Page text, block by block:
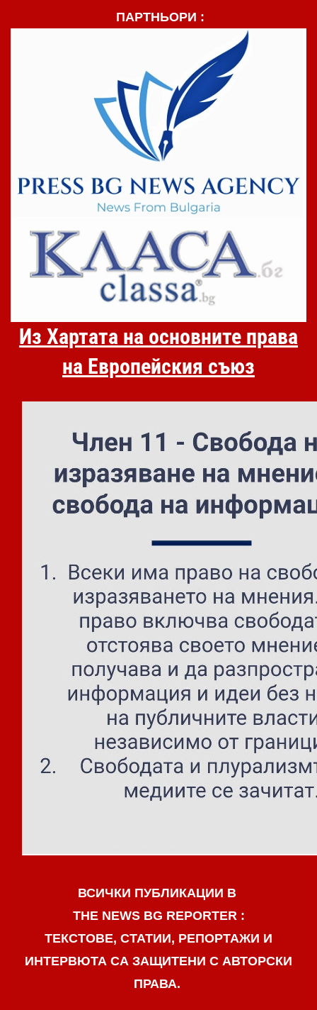
ПАРТНЬОРИ :
Из Хартата на основните права
на Европейския съюз
ВСИЧКИ ПУБЛИКАЦИИ В
THE NEWS BG REPORTER :
ТЕКСТОВЕ, СТАТИИ, РЕПОРТАЖИ И
ИНТЕРВЮТА СА ЗАЩИТЕНИ С АВТОРСКИ
ПРАВА.